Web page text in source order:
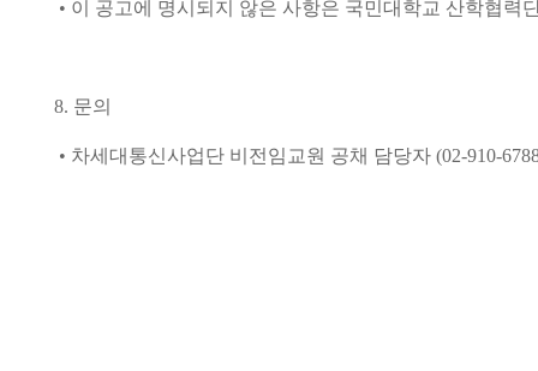
• 이 공고에 명시되지 않은 사항은 국민대학교 산학협력
8. 문의
• 차세대통신사업단 비전임교원 공채 담당자 (02-910-